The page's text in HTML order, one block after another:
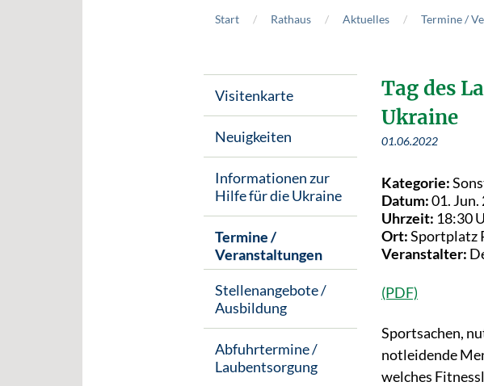
Start Rathaus Aktuelles Termine /
Visitenkarte
Neuigkeiten
Informationen zur
Hilfe für die Ukraine
Termine /
Veranstaltungen
Stellenangebote /
Ausbildung
Abfuhrtermine /
Laubentsorgung
Tag des
Ukraine
01.06.2022
Kategorie:
Datum:01. Jun.
Uhrzeit: 18:30
Ort:Sportplatz
Veranstalter:
Sportsachen,
notleidende
welches